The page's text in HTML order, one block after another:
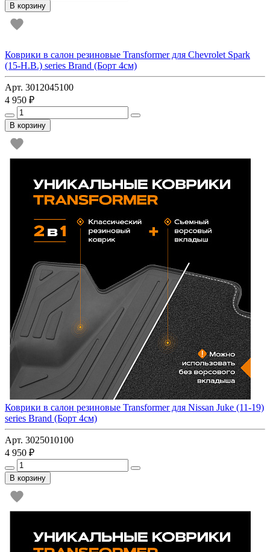
В корзину
Коврики в салон резиновые Transformer для Chevrolet Spark
(15-Н.В.) series Brand (Борт 4см)
Арт. 3012045100
4 950 ₽
В корзину
Коврики в салон резиновые Transformer для Nissan Juke (11-19)
series Brand (Борт 4см)
Арт. 3025010100
4 950 ₽
В корзину